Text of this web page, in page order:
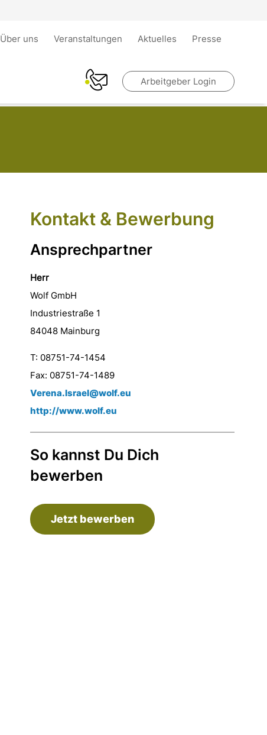
Über uns Veranstaltungen Aktuelles Presse
Arbeitgeber Login
Kontakt & Bewerbung
Ansprechpartner
Herr
Wolf GmbH
Industriestraße 1
84048 Mainburg
T: 08751-74-1454
Fax: 08751-74-1489
Verena.Israel@wolf.eu
http://www.wolf.eu
So kannst Du Dich
bewerben
Jetzt bewerben